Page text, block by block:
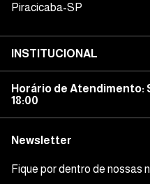
Piracicaba-SP
INSTITUCIONAL
Horário de Atendimento:
18:00
Newsletter
Fique por dentro de nossas